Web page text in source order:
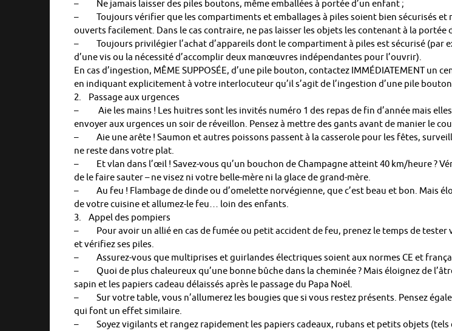
– Ne jamais laisser des piles boutons, même emballées à portée d’un enfant ;
– Toujours vérifier que les compartiments et emballages à piles soient bien sécurisés et
ouverts facilement. Dans le cas contraire, ne pas laisser les objets les contenant à la portée
– Toujours privilégier l’achat d’appareils dont le compartiment à piles est sécurisé (par
d’une vis ou la nécessité d’accomplir deux manœuvres indépendantes pour l’ouvrir).
En cas d’ingestion, MÊME SUPPOSÉE, d’une pile bouton, contactez IMMÉDIATEMENT un
en indiquant explicitement à votre interlocuteur qu’il s’agit de l’ingestion d’une pile
2. Passage aux urgences
– Aie les mains ! Les huitres sont les invités numéro 1 des repas de fin d’année mais
envoyer aux urgences un soir de réveillon. Pensez à mettre des gants avant de manier le
– Aie une arête ! Saumon et autres poissons passent à la casserole pour les fêtes,
ne reste dans votre plat.
– Et vlan dans l’œil ! Savez-vous qu’un bouchon de Champagne atteint 40 km/heure ?
de le faire sauter – ne visez ni votre belle-mère ni la glace de grand-mère.
– Au feu ! Flambage de dinde ou d’omelette norvégienne, que c’est beau et bon. Mais
de votre cuisine et allumez-le feu… loin des enfants.
3. Appel des pompiers
– Pour avoir un allié en cas de fumée ou petit accident de feu, prenez le temps de tester
et vérifiez ses piles.
– Assurez-vous que multiprises et guirlandes électriques soient aux normes CE et
– Quoi de plus chaleureux qu’une bonne bûche dans la cheminée ? Mais éloignez de
sapin et les papiers cadeau délaissés après le passage du Papa Noël.
– Sur votre table, vous n’allumerez les bougies que si vous restez présents. Pensez
qui font un effet similaire.
– Soyez vigilants et rangez rapidement les papiers cadeaux, rubans et petits objets (tels